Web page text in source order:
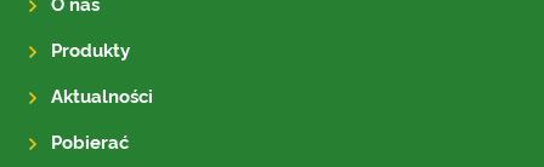
O nas
Produkty
Aktualności
Pobierać